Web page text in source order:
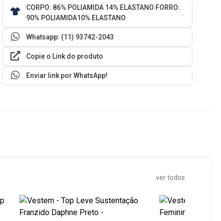
CORPO: 86% POLIAMIDA 14% ELASTANO FORRO:
90% POLIAMIDA10% ELASTANO
Whatsapp: (11) 93742-2043
Copie o Link do produto
Enviar link por WhatsApp!
ver todos